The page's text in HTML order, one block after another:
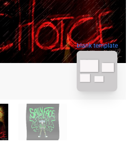
blank template